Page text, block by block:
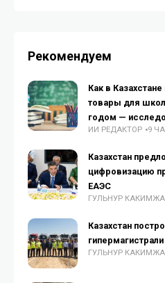
Рекомендуем
Как в
товары для
годом —
ИИ РЕДАКТОР 9
Казахстан
цифровизацию
ЕАЭС
ГУЛЬНУР
Казахстан
ГУЛЬНУР